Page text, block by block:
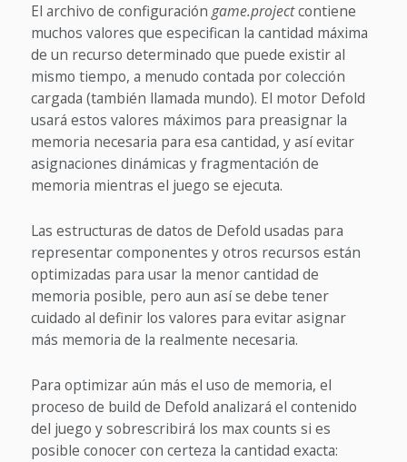
El archivo de configuración game.projectcontiene
muchos valores que especifican la cantidad máxima
de un recurso determinado que puede existir al
mismo tiempo, a menudo contada por colección
cargada (también llamada mundo). El motor Defold
usará estos valores máximos para preasignar la
memoria necesaria para esa cantidad, y así evitar
asignaciones dinámicas y fragmentación de
memoria mientras el juego se ejecuta.
Las estructuras de datos de Defold usadas para
representar componentes y otros recursos están
optimizadas para usar la menor cantidad de
memoria posible, pero aun así se debe tener
cuidado al definir los valores para evitar asignar
más memoria de la realmente necesaria.
Para optimizar aún más el uso de memoria, el
proceso de build de Defold analizará el contenido
del juego y sobrescribirá los max counts si es
posible conocer con certeza la cantidad exacta: